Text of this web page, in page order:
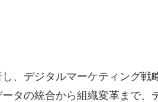
、デジタルマーケティング戦
タの統合から組織変革まで、